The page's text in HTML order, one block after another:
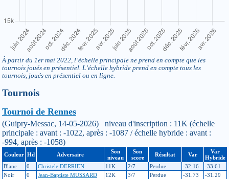
À partir du 1er mai 2022, l’échelle principale ne prend en compte que les
tournois joués en présentiel. L’échelle hybride prend en compte tous les
tournois, joués en présentiel ou en ligne.
Tournois
Tournoi de Rennes
(Guipry-Messac, 14-05-2026) niveau d'inscription : 11K (échelle
principale : avant : -1022, après : -1087 / échelle hybride : avant :
-994, après : -1058)
Couleur Hd Adversaire
Son
niveau
Son
score
Résultat Var
Var
Hybride
Blanc
0 Christele DERRIEN 11K 2/7 Perdue -32.16
-33.61
Noir
0 Jean-Baptiste MUSSARD 12K 3/7 Perdue -31.73
-31.29